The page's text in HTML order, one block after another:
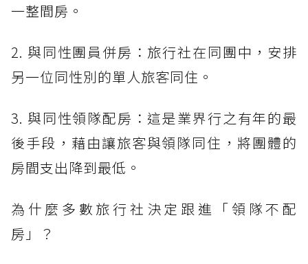
一整間房。
2. 與同性團員併房：旅行社在同團中，安排
另一位同性別的單人旅客同住。
3. 與同性領隊配房：這是業界行之有年的最
後手段，藉由讓旅客與領隊同住，將團體的
房間支出降到最低。
為什麼多數旅行社決定跟進「領隊不配
房」？